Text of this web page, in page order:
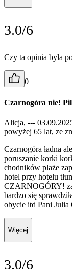
3.0/6
Czy ta opinia była
0
Czarnogóra nie!
Alicja, ---
powyżej 65 lat, ze
Czarnogóra ładna
poruszanie korki
chodników plaże
hotel przy hotelu
CZARNOGÓRY!
bardzo się
obycie itd Pani Julia
Więcej
3.0/6